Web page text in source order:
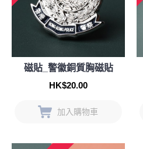
磁貼_警徽銅質胸磁貼
HK$20.00
加入購物車